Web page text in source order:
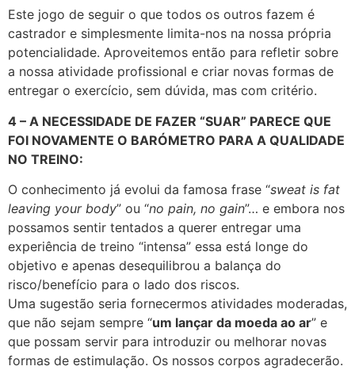
Este jogo de seguir o que todos os outros fazem é
castrador e simplesmente limita-nos na nossa própria
potencialidade. Aproveitemos então para refletir sobre
a nossa atividade profissional e criar novas formas de
entregar o exercício, sem dúvida, mas com critério.
4 – A NECESSIDADE DE FAZER “SUAR” PARECE QUE
FOI NOVAMENTE O BARÓMETRO PARA A QUALIDADE
NO TREINO:
O conhecimento já evolui da famosa frase “sweat is fat
leaving your body” ou “no pain, no gain”… e embora nos
possamos sentir tentados a querer entregar uma
experiência de treino “intensa” essa está longe do
objetivo e apenas desequilibrou a balança do
risco/benefício para o lado dos riscos.
Uma sugestão seria fornecermos atividades moderadas,
que não sejam sempre “um lançar da moeda ao ar” e
que possam servir para introduzir ou melhorar novas
formas de estimulação. Os nossos corpos agradecerão.